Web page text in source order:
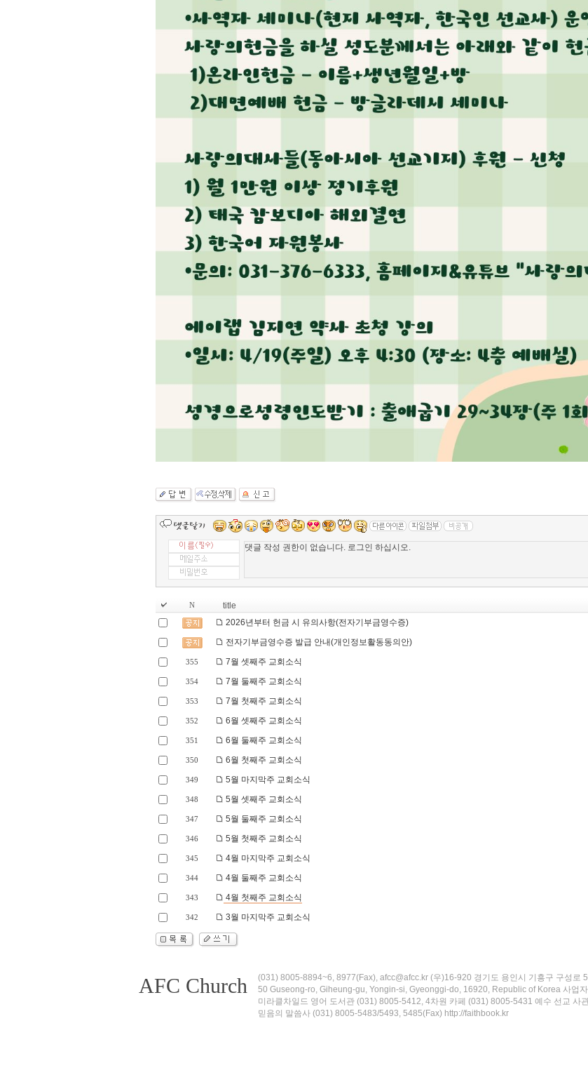
N title
2026년부터 헌금 시 유의사항(전자기부금영수증)
전자기부금영수증 발급 안내(개인정보활동동의안)
355 7월 셋째주 교회소식
354 7월 둘째주 교회소식
353 7월 첫째주 교회소식
352 6월 셋째주 교회소식
351 6월 둘째주 교회소식
350 6월 첫째주 교회소식
349 5월 마지막주 교회소식
348 5월 셋째주 교회소식
347 5월 둘째주 교회소식
346 5월 첫째주 교회소식
345 4월 마지막주 교회소식
344 4월 둘째주 교회소식
343 4월 첫째주 교회소식
342 3월 마지막주 교회소식
AFC Church
(031) 8005-8894~6, 8977(Fax), afcc@afcc.kr (우)16-920 경기도 용인시 기흥구 구성로
50 Guseong-ro, Giheung-gu, Yongin-si, Gyeonggi-do, 16920, Republic of Korea 사업
미라클차일드 영어 도서관 (031) 8005-5412, 4차원 카페 (031) 8005-5431 예수 선교 사
믿음의 말씀사 (031) 8005-5483/5493, 5485(Fax) http://faithbook.kr